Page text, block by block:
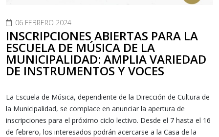
06 FEBRERO 2024
INSCRIPCIONES ABIERTAS PARA LA
ESCUELA DE MÚSICA DE LA
MUNICIPALIDAD: AMPLIA VARIEDAD
DE INSTRUMENTOS Y VOCES
La Escuela de Música, dependiente de la Dirección de Cultura de
la Municipalidad, se complace en anunciar la apertura de
inscripciones para el próximo ciclo lectivo. Desde el 7 hasta el 16
de febrero, los interesados podrán acercarse a la Casa de la